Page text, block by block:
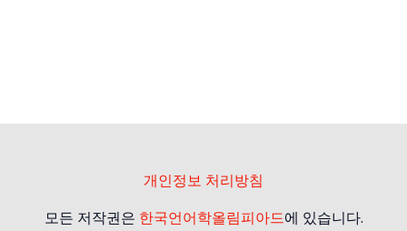
개인정보 처리방침
모든 저작권은 한국언어학올림피아드에 있습니다.